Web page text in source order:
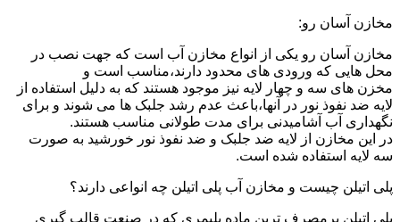
مخازن آسان رو:
مخازن آسان رو یکی از انواع مخازن آب است که جهت نصب در
محل هایی که ورودی های محدود دارند،مناسب است و
مخزن های سه و چهار لایه نیز موجود هستند که به دلیل استفاده از
لایه ضد نفوذ نور در آنها،باعث عدم رشد جلبک ها می شوند و برای
نگهداری آب آشامیدنی برای مدت طولانی مناسب هستند.
در این مخازن از لایه ضد جلبک و ضد نفوذ نور خورشید به صورت
سه لایه استفاده شده است.
پلی اتیلن چیست و مخازن آب پلی اتیلن چه انواعی دارند؟
پلی اتیلن پرمصرف ترین ماده پلیمری که در صنعت قالب گیری